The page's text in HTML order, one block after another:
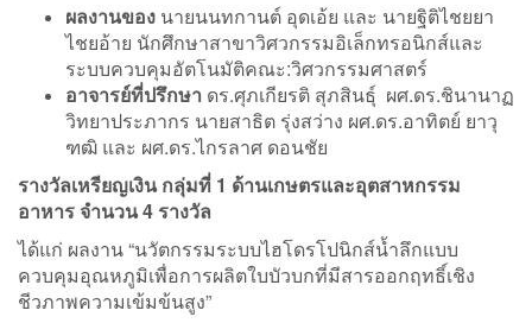
ผลงานของ นายนนทกานต์ อุดเอ้ย และ นายฐิติไชยยา
ไชยอ้าย นักศึกษาสาขาวิศวกรรมอิเล็กทรอนิกส์และ
ระบบควบคุมอัตโนมัติคณะ:วิศวกรรมศาสตร์
อาจารย์ที่ปรึกษา ดร.ศุภเกียรติ สุภสินธุ์ ผศ.ดร.ชินานาฏ
วิทยาประภากร นายสาธิต รุ่งสว่าง ผศ.ดร.อาทิตย์ ยาวุ
ฑฒิ และ ผศ.ดร.ไกรลาศ ดอนชัย
รางวัลเหรียญเงิน กลุ่มที่ 1 ด้านเกษตรและอุตสาหกรรม
อาหาร จำนวน 4 รางวัล
ได้แก่ ผลงาน “นวัตกรรมระบบไฮโดรโปนิกส์น้ำลึกแบบ
ควบคุมอุณหภูมิเพื่อการผลิตใบบัวบกที่มีสารออกฤทธิ์เชิง
ชีวภาพความเข้มข้นสูง”